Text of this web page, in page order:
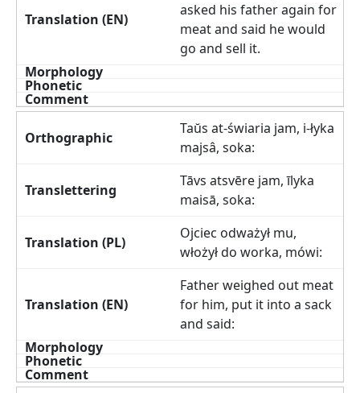
asked his father again for
meat and said he would
go and sell it.
Taŭs at-świaria jam, i-łyka
majsâ, soka:
Tāvs atsvēre jam, īlyka
maisā, soka:
Ojciec odważył mu,
włożył do worka, mówi:
Father weighed out meat
for him, put it into a sack
and said: